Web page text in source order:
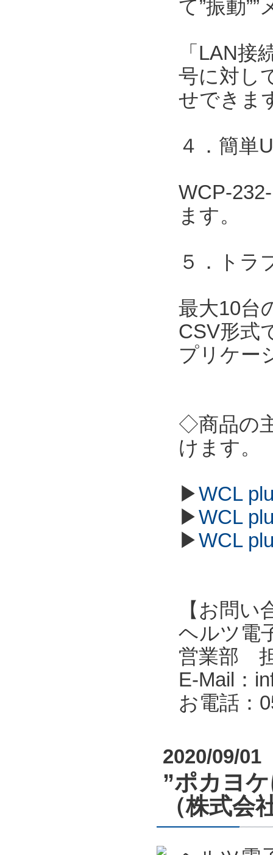
て”振動
「LAN
号に対し
せできま
４．簡単
WCP-
ます。
５．トラ
最大10台
CSV形式
プリケー
◇商品の
けます。
▶WCL
▶WCL
▶WCL
【お問い
ヘルツ電
営業部
E-Mail：
お電話：
2020/09/01
”ポカヨ
（株式会